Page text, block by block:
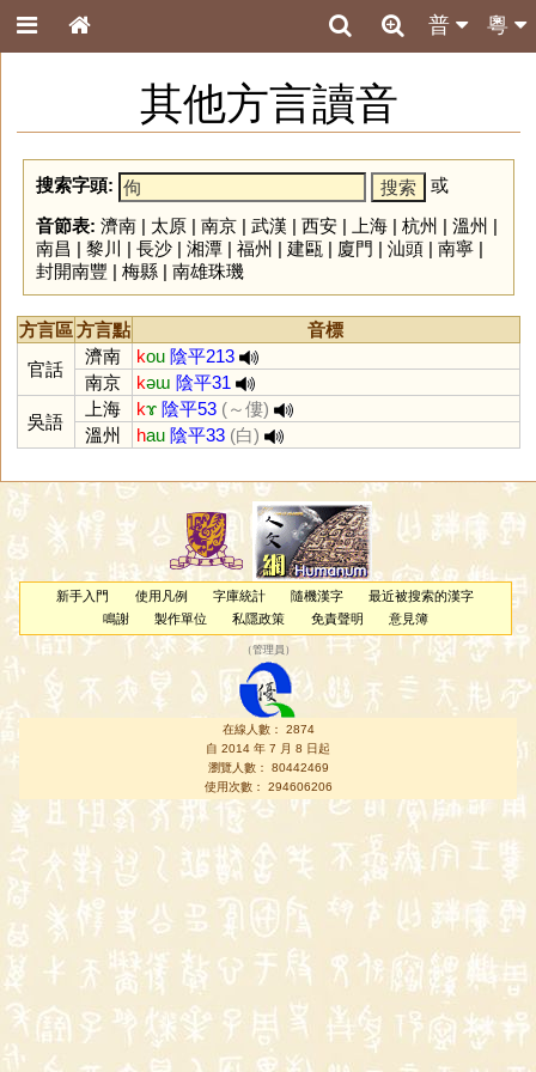
粵
普
其他方言讀音
搜索字頭:
或
音節表: 濟南| 太原| 南京| 武漢 | 西安| 上海| 杭州 | 溫州 |
南昌 | 黎川 | 長沙| 湘潭| 福州 | 建甌 | 廈門 | 汕頭| 南寧|
封開南豐 | 梅縣| 南雄珠璣
方言區方言點
音標
官話
濟南 kou 陰平213
南京
kəɯ 陰平31
吳語
上海 kɤ 陰平53 (～僂)
溫州
hau 陰平33 (白)
新手入門 使用凡例 字庫統計 隨機漢字
最近被搜索的漢字
鳴謝
製作單位 私隱政策 免責聲明 意見簿
（管理員 ）
在線人數： 2874
自 2014 年 7 月 8 日起
瀏覽人數： 80442469
使用次數： 294606206